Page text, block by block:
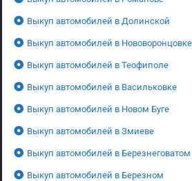
Выкуп автомобилей в Долинской
Выкуп автомобилей в Нововоронцовке
Выкуп автомобилей в Теофиполе
Выкуп автомобилей в Васильковке
Выкуп автомобилей в Новом Буге
Выкуп автомобилей в Змиеве
Выкуп автомобилей в Березнеговатом
Выкуп автомобилей в Березном